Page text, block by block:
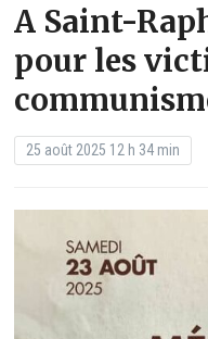
A Saint-
pour les
25 août 2025 12 h 34 min